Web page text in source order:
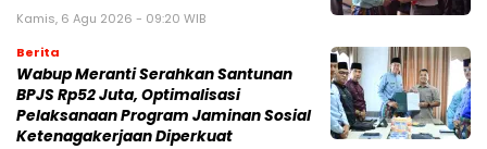
Kamis, 6 Agu 2026 - 09:20 WIB
Berita
Wabup Meranti Serahkan Santunan
BPJS Rp52 Juta, Optimalisasi
Pelaksanaan Program Jaminan Sosial
Ketenagakerjaan Diperkuat